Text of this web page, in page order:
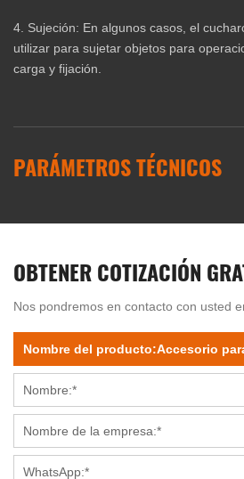
‌4. Sujeción: En algunos casos, el
utilizar para sujetar objetos para
carga y fijación.
PARÁMETROS TÉCNICOS
OBTENER COTIZACIÓN
Nos pondremos en contacto con usted